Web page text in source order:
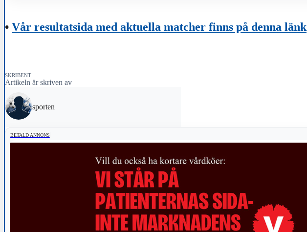
• Vår resultatsida med aktuella matcher finns på denna länk
SKRIBENT
Artikeln är skriven av
sporten
BETALD ANNONS